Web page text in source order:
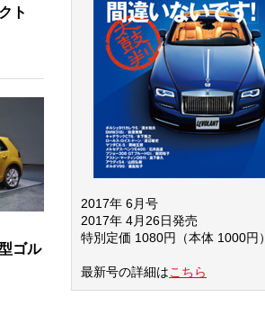
ト
ゴル
2017年 6月号
2017年 4月26日発売
特別定価 1080円（本体 1000円）
最新号の詳細はこちら